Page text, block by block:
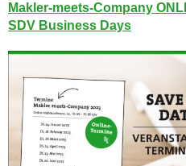
Makler-meets-Company
SDV Business Days